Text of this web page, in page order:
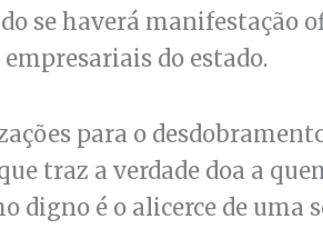
se haverá manifestação
do estado.
para o
traz a verdade doa a
digno é o alicerce de uma